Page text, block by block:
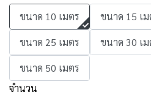
ขนาด 10 เมตร
ขนาด 15 เ
ขนาด 25 เมตร
ขนาด 30 เ
ขนาด 50 เมตร
จำนวน